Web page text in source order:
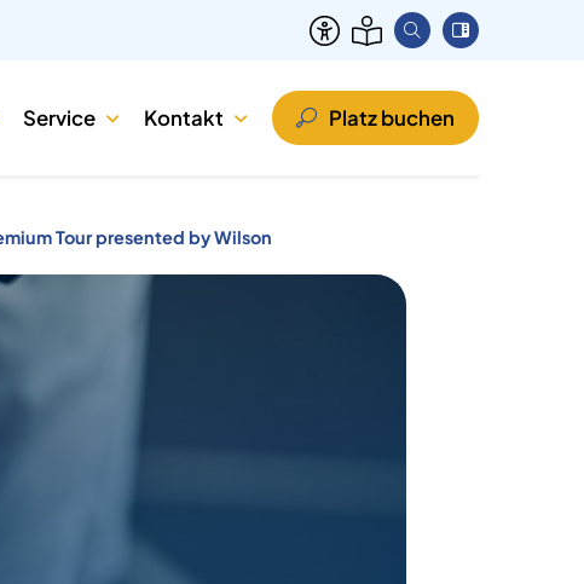
Service Kontakt Platz buchen
Tour presented by Wilson